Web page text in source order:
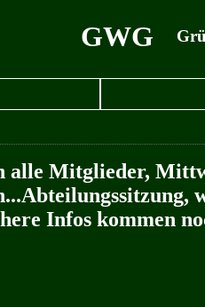
GWG
alle Mitglieder,
Infos kommen